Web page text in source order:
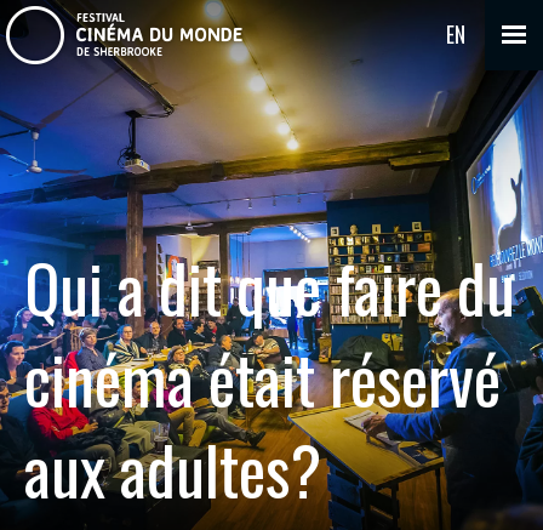
EN
Qui a dit que faire du
cinéma était réservé
aux adultes?